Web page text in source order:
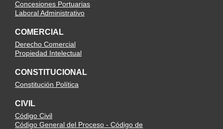
Concesiones Portuarias
Laboral Administrativo
COMERCIAL
Derecho Comercial
Propiedad Intelectual
CONSTITUCIONAL
Constitución Política
CIVIL
Código Civil
Código General del Proceso - Código de